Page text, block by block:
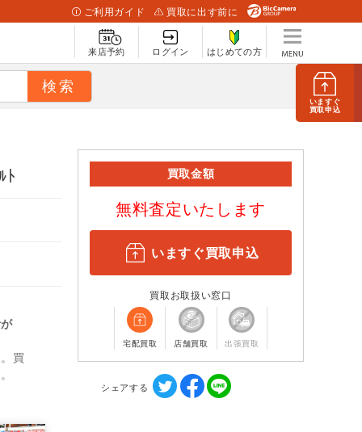
いますぐ
買取申込
ご利用ガイド 買取に出す前に
来店予約 ログイン はじめての方
ﾄ
買
買取金額
無料査定いたします
いますぐ買取申込
買取お取扱い窓口
宅配買取 店舗買取 出張買取
シェアする